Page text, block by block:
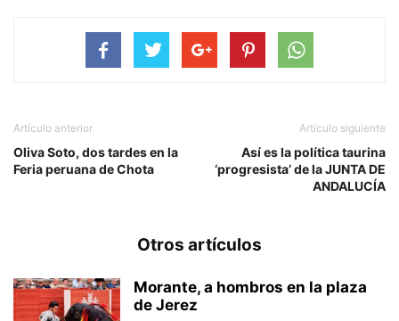
Artículo anterior
Oliva Soto, dos tardes en la
Feria peruana de Chota
Artículo siguiente
Así es la política taurina
‘progresista’ de la JUNTA DE
ANDALUCÍA
Otros artículos
Morante, a hombros en la plaza
de Jerez